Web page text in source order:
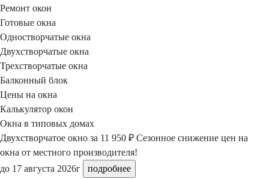
Ремонт окон
Готовые окна
Одностворчатые окна
Двухстворчатые окна
Трехстворчатые окна
Балконный блок
Цены на окна
Калькулятор окон
Окна в типовых домах
Двухстворчатое окно за 11 950 ₽ Сезонное снижение цен на
окна от местного производителя!
до 17 августа 2026г
подробнее